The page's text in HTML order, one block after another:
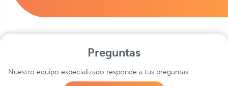
Preguntas
Nuestro equipo especializado responde a tus preguntas